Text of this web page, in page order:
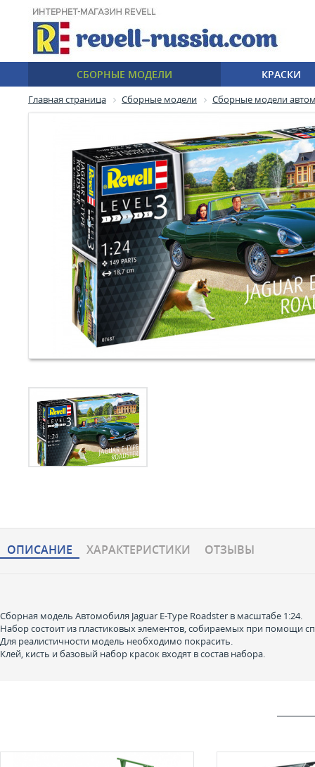
СБОРНЫЕ МОДЕЛИ КРАСКИ
Главная страница Сборные модели Сборные модели
ОПИСАНИЕ ХАРАКТЕРИCТИКИ ОТЗЫВЫ
Сборная модель Автомобиля Jaguar E-Type Roadster в масштабе 1:24.
Набор состоит из пластиковых элементов, собираемых при помощи
Для реалистичности модель необходимо покрасить.
Клей, кисть и базовый набор красок входят в состав набора.